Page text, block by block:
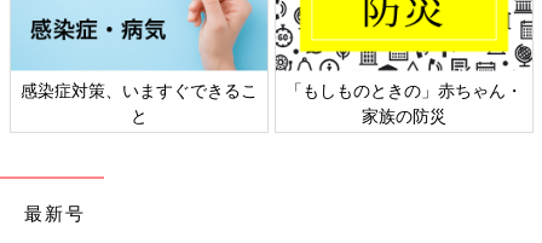
日本外来小児科学会リーフレッ
ト検討会
六星占術 細木かおりさんの人生
相談
最新号